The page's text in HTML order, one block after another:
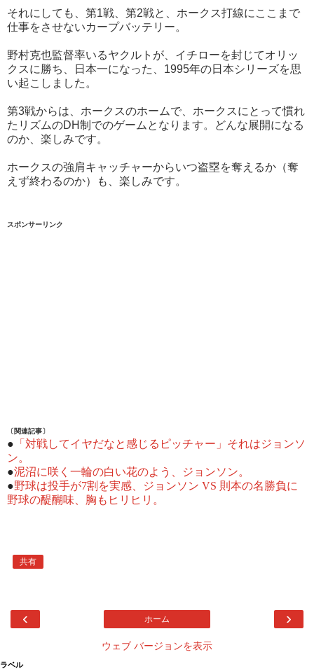
それにしても、第1戦、第2戦と、ホークス打線にここまで
仕事をさせないカープバッテリー。
野村克也監督率いるヤクルトが、イチローを封じてオリッ
クスに勝ち、日本一になった、1995年の日本シリーズを思
い起こしました。
第3戦からは、ホークスのホームで、ホークスにとって慣れ
たリズムのDH制でのゲームとなります。どんな展開になる
のか、楽しみです。
ホークスの強肩キャッチャーからいつ盗塁を奪えるか（奪
えず終わるのか）も、楽しみです。
スポンサーリンク
〔関連記事〕
● 「対戦してイヤだなと感じるピッチャー」それはジョンソ
ン。
●泥沼に咲く一輪の白い花のよう、ジョンソン。
●野球は投手が7割を実感、ジョンソン VS 則本の名勝負に
野球の醍醐味、胸もヒリヒリ。
共有
‹ ›
ホーム
ウェブ バージョンを表示
ラベル